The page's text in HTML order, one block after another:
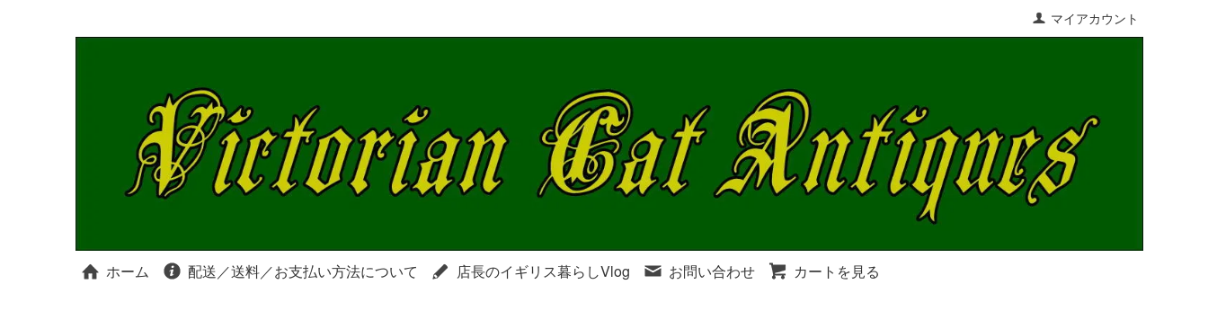
マイアカウント
ホーム 配送／送料／お支払い方法について 店長のイギリス暮らしVlog お問い合わせ カートを見る